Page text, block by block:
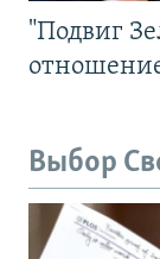
"Подвиг
Выбор